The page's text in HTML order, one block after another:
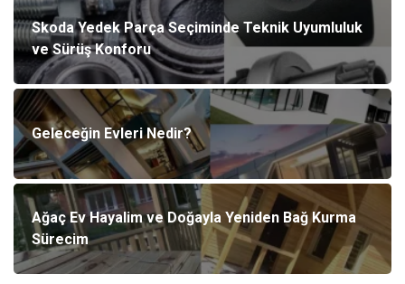
Skoda Yedek Parça Seçiminde Teknik Uyumluluk
ve Sürüş Konforu
Geleceğin Evleri Nedir?
Ağaç Ev Hayalim ve Doğayla Yeniden Bağ Kurma
Sürecim